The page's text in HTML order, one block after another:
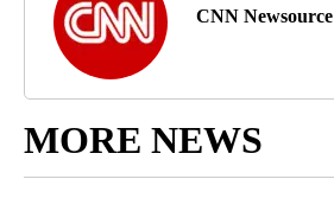
CNN Newsource
MORE NEWS